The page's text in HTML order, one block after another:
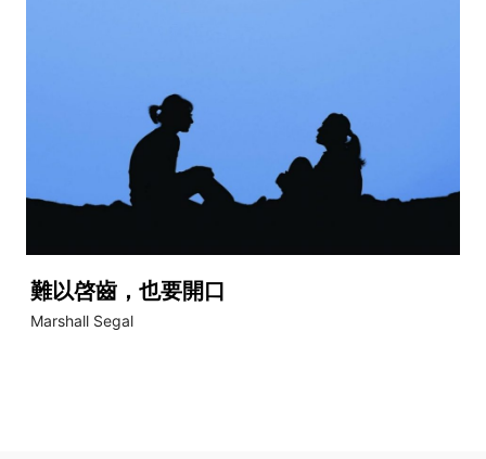
難以啓齒，也要開口
Marshall Segal